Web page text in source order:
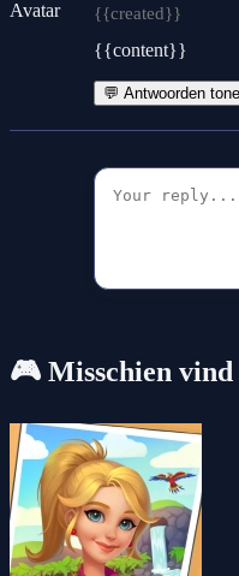
{{created}}
{{content}}
💬 Antwoorden
🎮 Misschien